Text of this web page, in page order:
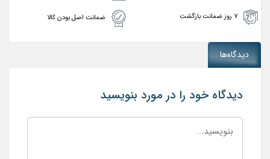
۷ روز ضمانت بازگشت ضمانت اصل بودن کالا
دیدگاه‌ها
دیدگاه خود را در مورد بنویسید